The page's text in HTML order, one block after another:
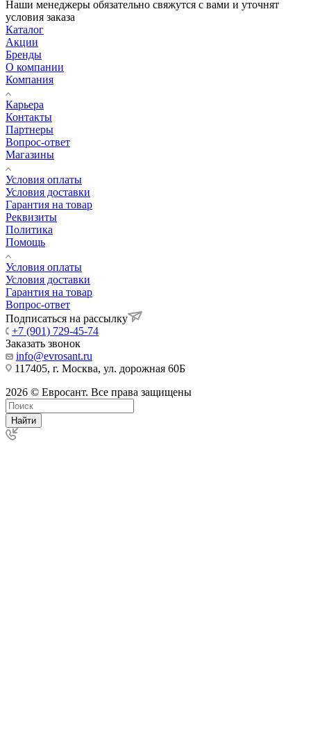
Наши менеджеры обязательно свяжутся с вами и уточнят
условия заказа
Каталог
Акции
Бренды
О компании
Компания
Карьера
Контакты
Партнеры
Вопрос-ответ
Магазины
Условия оплаты
Условия доставки
Гарантия на товар
Реквизиты
Политика
Помощь
Условия оплаты
Условия доставки
Гарантия на товар
Вопрос-ответ
Подписаться на рассылку
+7 (901) 729-45-74
Заказать звонок
info@evrosant.ru
117405, г. Москва, ул. дорожная 60Б
2026 © Евросант. Все права защищены
Найти